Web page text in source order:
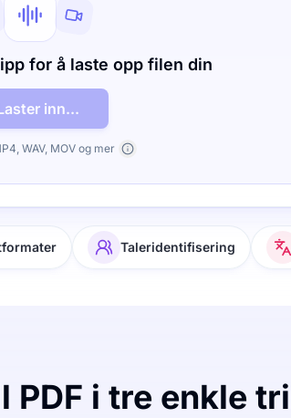
for å laste opp filen din
inn...
WAV, MOV og mer
Taleridentifisering
PDF i tre enkle